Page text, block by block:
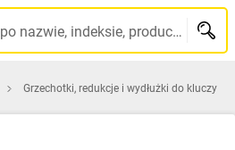
Szukaj po nazwie, indeksie, producencie, kodzie kreskowym...
Grzechotki, redukcje i wydłużki do kluczy